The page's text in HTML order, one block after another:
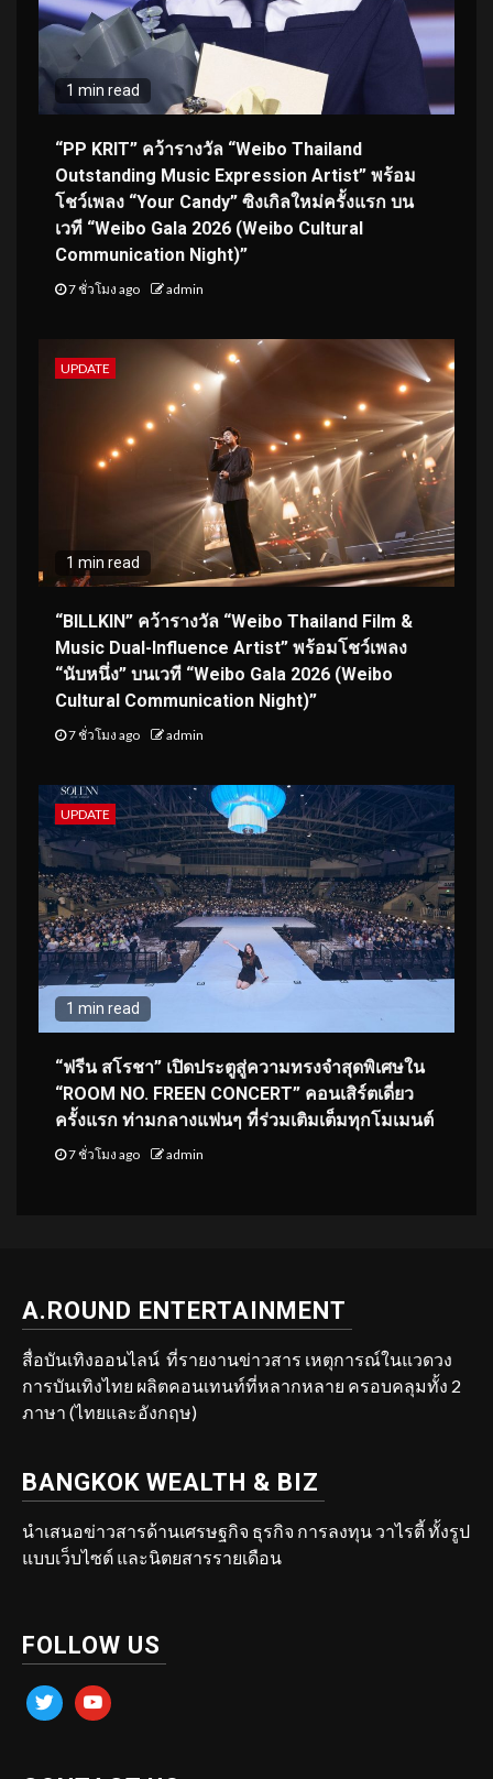
1 min read
“PP KRIT” คว้ารางวัล “Weibo Thailand
Outstanding Music Expression Artist” พร้อม
โชว์เพลง “Your Candy” ซิงเกิลใหม่ครั้งแรก บน
เวที “Weibo Gala 2026 (Weibo Cultural
Communication Night)”
7 ชั่วโมง ago admin
UPDATE
1 min read
“BILLKIN” คว้ารางวัล “Weibo Thailand Film &
Music Dual-Influence Artist” พร้อมโชว์เพลง
“นับหนึ่ง” บนเวที “Weibo Gala 2026 (Weibo
Cultural Communication Night)”
7 ชั่วโมง ago admin
UPDATE
1 min read
“ฟรีน สโรชา” เปิดประตูสู่ความทรงจำสุดพิเศษใน
“ROOM NO. FREEN CONCERT” คอนเสิร์ตเดี่ยว
ครั้งแรก ท่ามกลางแฟนๆ ที่ร่วมเติมเต็มทุกโมเมนต์
7 ชั่วโมง ago admin
A.ROUND ENTERTAINMENT
สื่อบันเทิงออนไลน์ ที่รายงานข่าวสาร เหตุการณ์ในแวดวง
การบันเทิงไทย ผลิตคอนเทนท์ที่หลากหลาย ครอบคลุมทั้ง 2
ภาษา (ไทยและอังกฤษ)
BANGKOK WEALTH & BIZ
นำเสนอข่าวสารด้านเศรษฐกิจ ธุรกิจ การลงทุน วาไรตี้ ทั้งรูป
แบบเว็บไซต์ และนิตยสารรายเดือน
FOLLOW US
twitter youtube